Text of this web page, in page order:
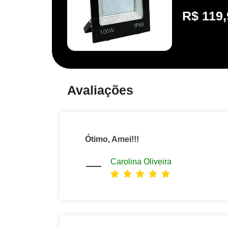
R$
Avaliações
Ótimo, Amei!!!
Carolina Oliveira